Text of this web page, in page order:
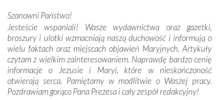
budowniczych.
Podążyliśmy też śladami fatimskich wizjonerów – Łucji
dos Santos oraz świętych Hiacynty i Franciszka Marto.
Modliliśmy się przy ich grobach. Odprawiliśmy Drogę
Krzyżową w ich rodzinnych stronach, odwiedziliśmy
domy, w których żyli.
Szanowni Państwo!
Jesteście wspaniali! Wasze wydawnictwa oraz gazetki,
broszury i ulotki wzmacniają naszą duchowość i informują o
wielu faktach oraz miejscach objawień Maryjnych. Artykuły
czytam z wielkim zainteresowaniem. Naprawdę bardzo cenię
informacje o Jezusie i Maryi, które w nieskończoność
otwierają serca. Pamiętamy w modlitwie o Waszej pracy.
Pozdrawiam gorąco Pana Prezesa i cały zespół redakcyjny!